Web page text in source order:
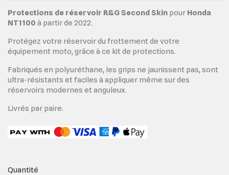
Protections de réservoir R&G Second Skin pour Honda
NT1100 à partir de 2022.
Protégez votre réservoir du frottement de votre
équipement moto, grâce à ce kit de protections.
Fabriqués en polyuréthane, les grips ne jaunissent pas, sont
ultra-résistants et faciles à appliquer même sur des
réservoirs modernes et anguleux.
Livrés par paire.
Quantité